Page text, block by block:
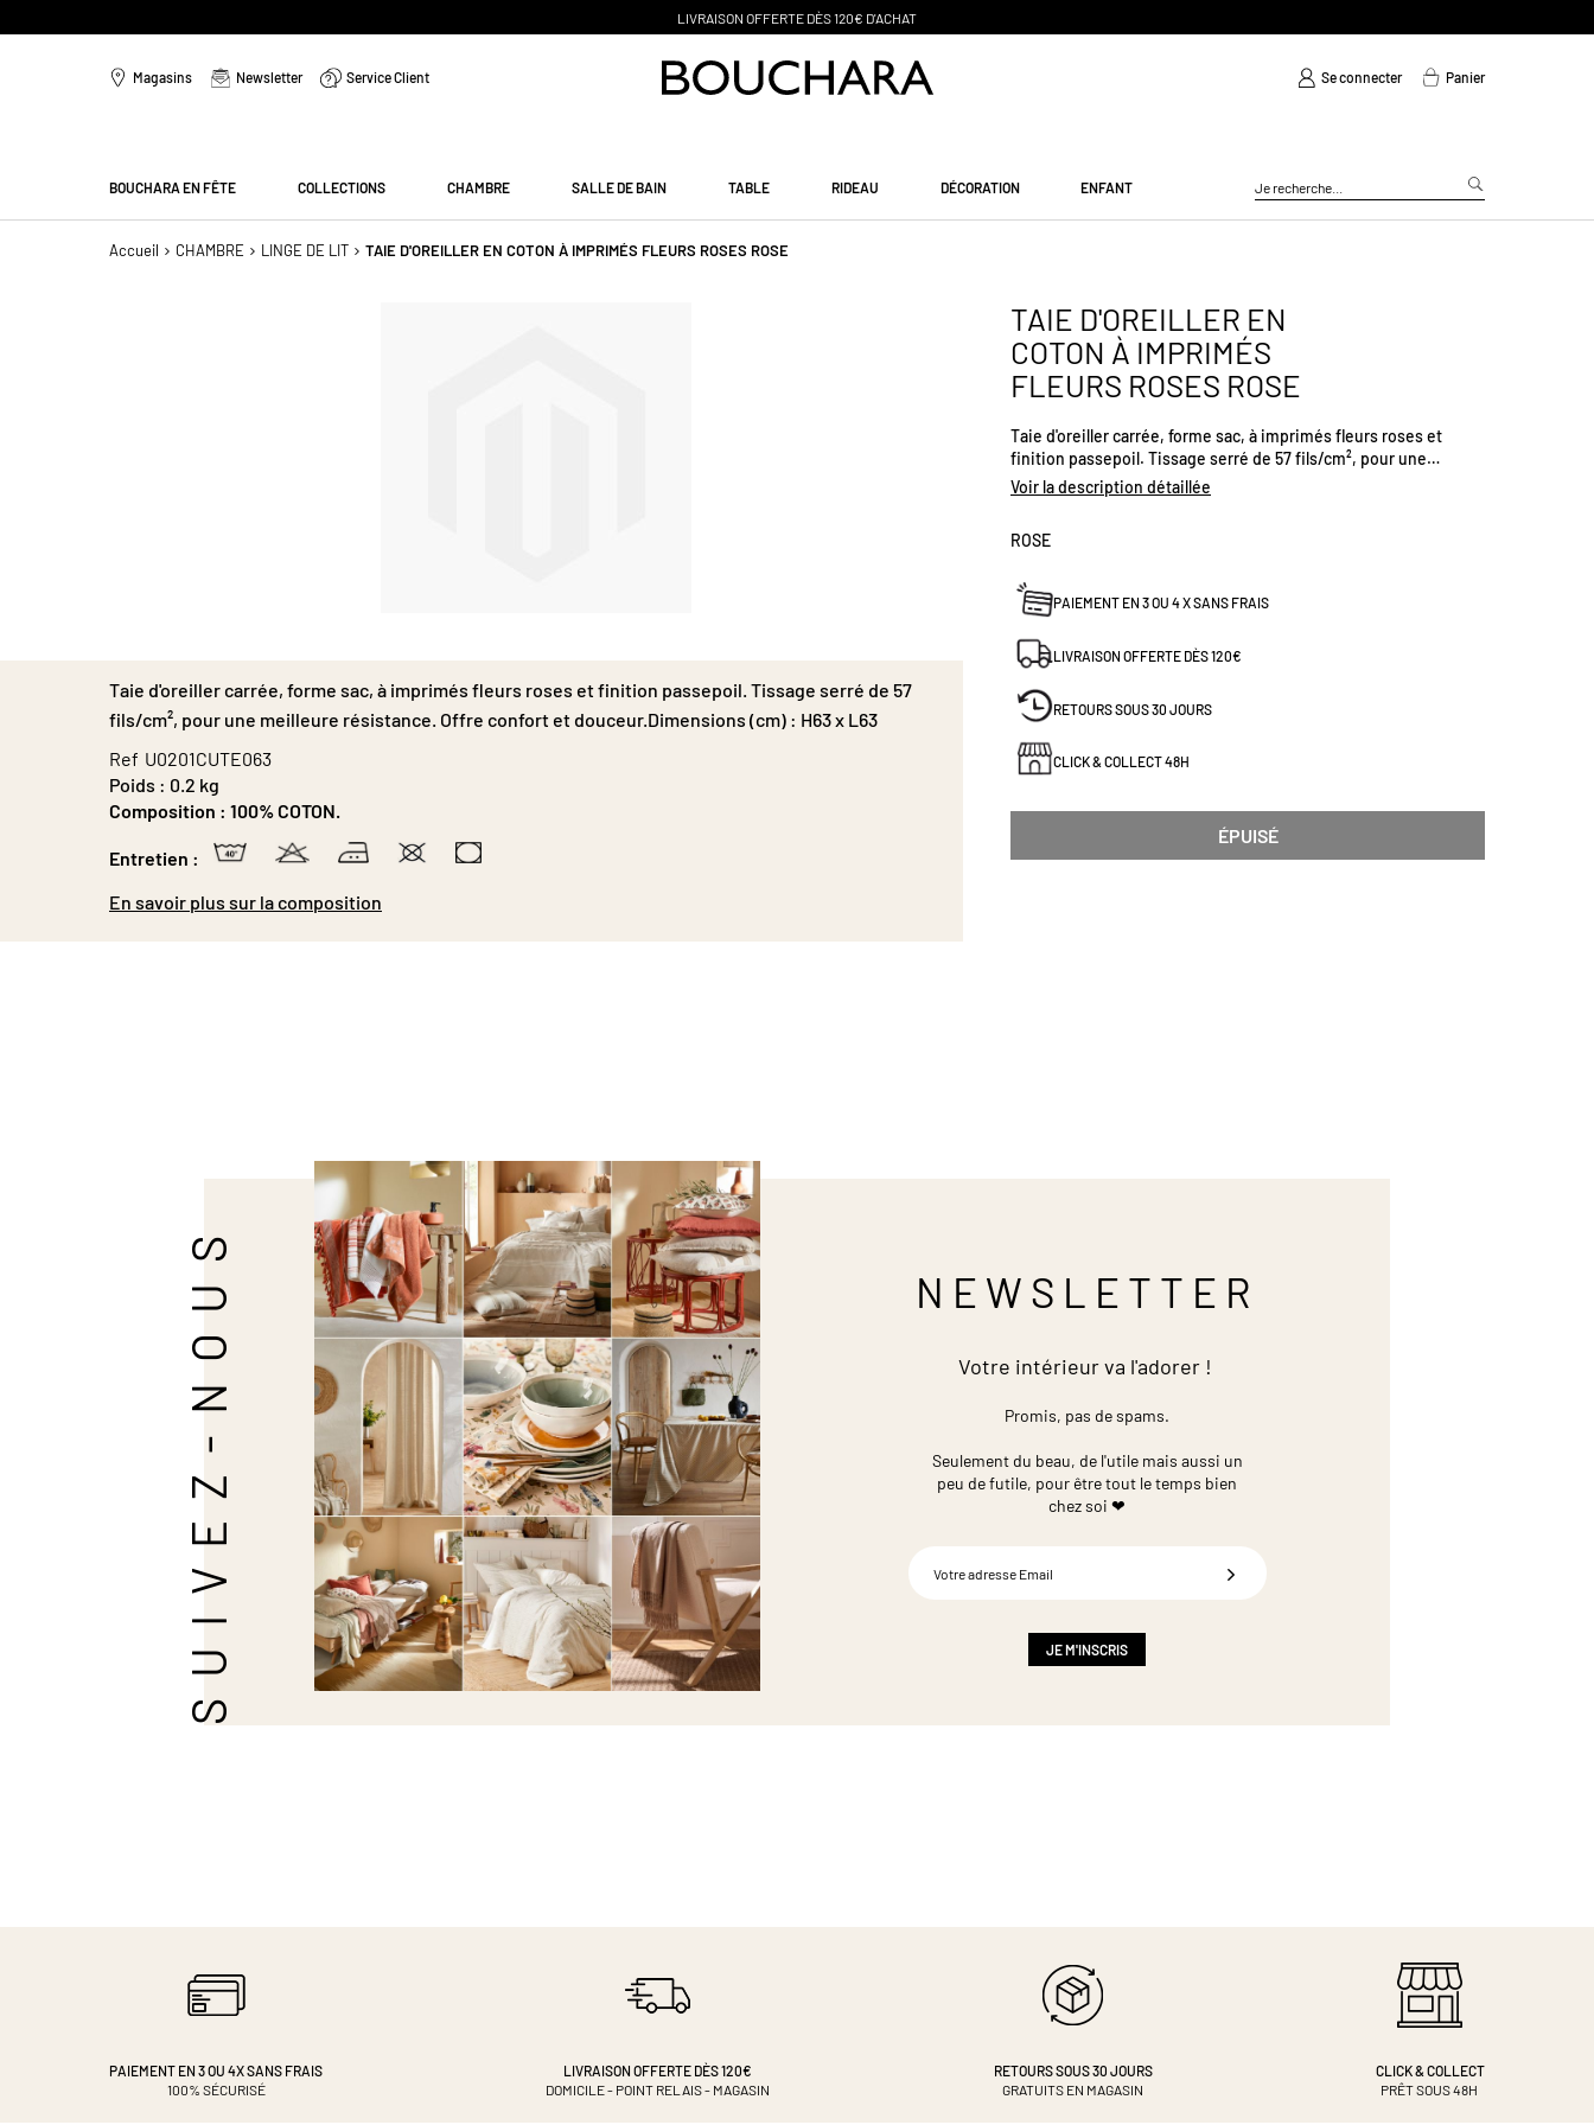
PAIEMENT EN 3 SANS FRAIS
Magasins Newsletter Service Client Se connecter Panier
BOUCHARA EN FÊTE COLLECTIONS CHAMBRE SALLE DE BAIN TABLE RIDEAU DÉCORATION ENFANT
Accueil CHAMBRE LINGE DE LIT TAIE D'OREILLER EN COTON À IMPRIMÉS FLEURS ROSES ROSE
de
la
d’images
TAIE D'OREILLER EN
COTON À IMPRIMÉS
FLEURS ROSES ROSE
Taie d'oreiller carrée, forme sac, à imprimés fleurs roses et
finition passepoil. Tissage serré de 57 fils/cm², pour une
meilleure résistance. Offre confort et douceur.Dimensions (cm)
Voir la description détaillée
ROSE
PAIEMENT EN 3 OU 4 X SANS FRAIS
LIVRAISON OFFERTE DÈS 120€
RETOURS SOUS 30 JOURS
CLICK & COLLECT 48H
ÉPUISÉ
Taie d'oreiller carrée, forme sac, à imprimés fleurs roses et finition passepoil. Tissage serré de 57
fils/cm², pour une meilleure résistance. Offre confort et douceur.Dimensions (cm) : H63 x L63
Ref U0201CUTE063
Poids : 0.2 kg
Composition : 100% COTON.
Entretien :
En savoir plus sur la composition
SUIVEZ-NOUS NEWSLETTER
Votre intérieur va l'adorer !
Promis, pas de spams.
Seulement du beau, de l'utile mais aussi un
peu de futile, pour être tout le temps bien
chez soi ❤
JE M'INSCRIS
PAIEMENT EN 3 OU 4XSANS FRAIS
100% SÉCURISÉ
LIVRAISON OFFERTE DÈS 120€
DOMICILE - POINT RELAIS - MAGASIN
RETOURS SOUS 30 JOURS
GRATUITS EN MAGASIN
CLICK & COLLECT
PRÊT SOUS 48H